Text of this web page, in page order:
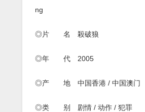
中
字]
ng
◎片 名 殺破狼
◎年 代 2005
◎产 地 中国香港 / 中国澳门
◎类 别 剧情 / 动作 / 犯罪